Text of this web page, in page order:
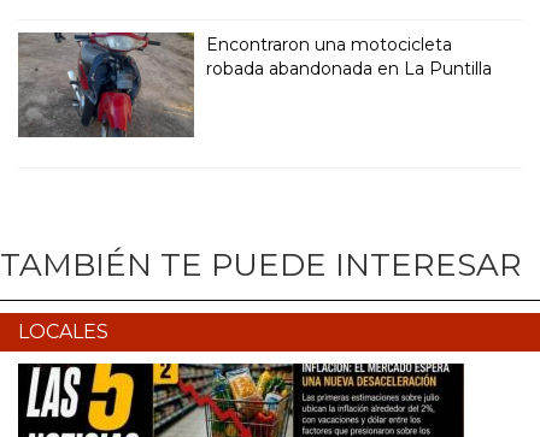
Encontraron una motocicleta
robada abandonada en La Puntilla
TAMBIÉN TE PUEDE INTERESAR
LOCALES